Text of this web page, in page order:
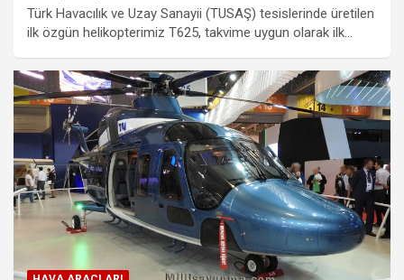
Türk Havacılık ve Uzay Sanayii (TUSAŞ) tesislerinde üretilen
ilk özgün helikopterimiz T625, takvime uygun olarak ilk…